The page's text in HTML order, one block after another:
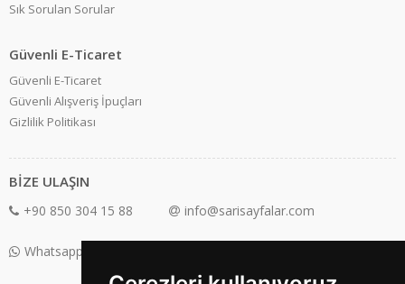
Sık Sorulan Sorular
Güvenli E-Ticaret
Güvenli E-Ticaret
Güvenli Alışveriş İpuçları
Gizlilik Politikası
BİZE ULAŞIN
+90 850 304 15 88 info@sarisayfalar.com
Whatsapp Destek: +90 850 304 15 88